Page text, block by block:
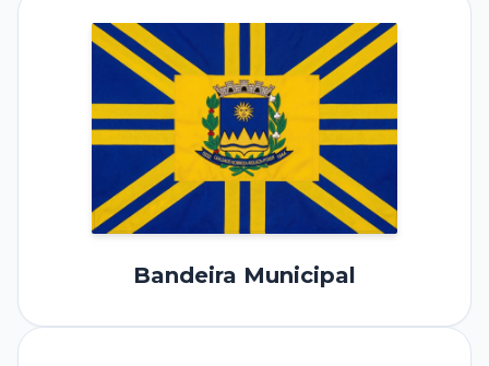
Bandeira Municipal